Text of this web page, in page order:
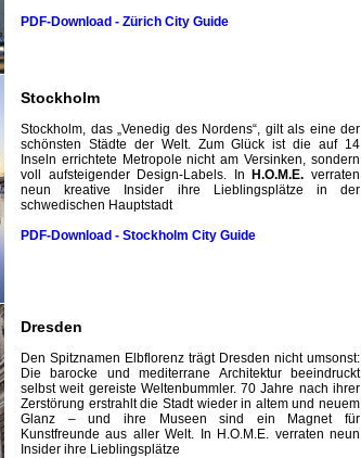
PDF-Download - Zürich City Guide
Stockholm
Stockholm, das „Venedig des Nordens“, gilt als eine der
schönsten Städte der Welt. Zum Glück ist die auf 14
Inseln errichtete Metropole nicht am Versinken, sondern
voll aufsteigender Design-Labels. In
H.O.M.E. verraten
neun kreative Insider ihre Lieblingsplätze in der
schwedischen Hauptstadt
PDF-Download - Stockholm City Guide
Dresden
Den Spitznamen Elbflorenz trägt Dresden nicht umsonst:
Die barocke und mediterrane Architektur beeindruckt
selbst weit gereiste Weltenbummler. 70 Jahre nach ihrer
Zerstörung erstrahlt die Stadt wieder in altem und neuem
Glanz – und ihre Museen sind ein Magnet für
Kunstfreunde aus aller Welt. In H.O.M.E. verraten neun
Insider ihre Lieblingsplätze